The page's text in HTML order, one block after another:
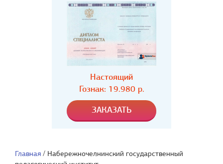
Настоящий
Гознак: 19.980 р.
Главная / Набережночелнинский государственный